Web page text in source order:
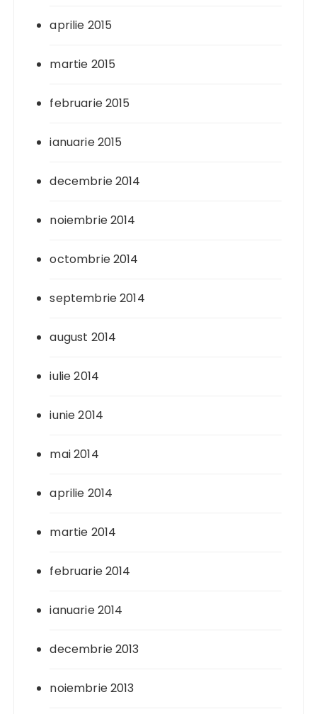
aprilie 2015
martie 2015
februarie 2015
ianuarie 2015
decembrie 2014
noiembrie 2014
octombrie 2014
septembrie 2014
august 2014
iulie 2014
iunie 2014
mai 2014
aprilie 2014
martie 2014
februarie 2014
ianuarie 2014
decembrie 2013
noiembrie 2013